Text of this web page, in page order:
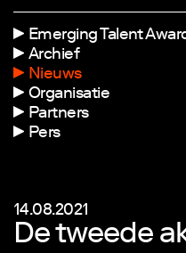
Emerging Talent
Archief
Nieuws
Organisatie
Partners
Pers
14.08.2021
De tweede